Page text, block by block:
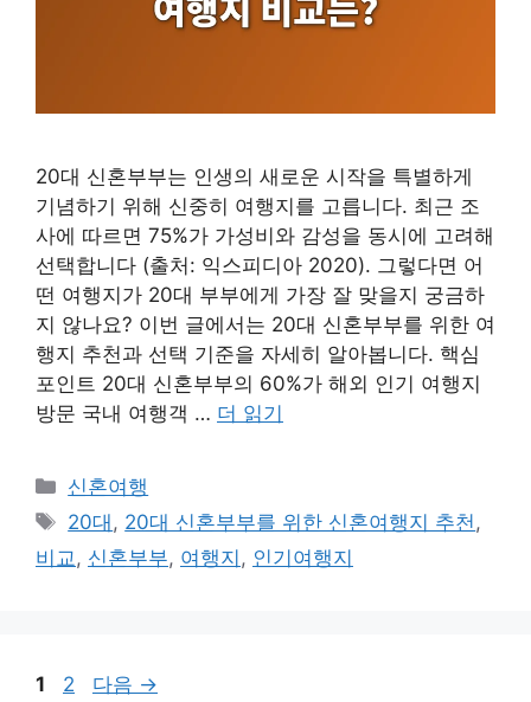
20대 신혼부부는 인생의 새로운 시작을 특별하게
기념하기 위해 신중히 여행지를 고릅니다. 최근 조
사에 따르면 75%가 가성비와 감성을 동시에 고려해
선택합니다 (출처: 익스피디아 2020). 그렇다면 어
떤 여행지가 20대 부부에게 가장 잘 맞을지 궁금하
지 않나요? 이번 글에서는 20대 신혼부부를 위한 여
행지 추천과 선택 기준을 자세히 알아봅니다. 핵심
포인트 20대 신혼부부의 60%가 해외 인기 여행지
방문 국내 여행객 … 더 읽기
카
테
리
신혼여행
태
그
20대 , 20대 신혼부부를 위한 신혼여행지 추천,
비교, 신혼부부, 여행지 , 인기여행지
페
1
페
2 다음 →